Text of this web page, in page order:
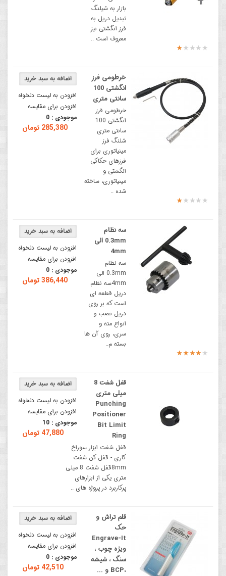
بازار به شیلنگ
تبدیل دریل به
فرز انگشتی نیز
معروف است ..
افزودن به لیست دلخواه
افزودن برای مقایسه
موجودی : 0
285,380 تومان
خرطومی فرز
انگشتی 100
سانتی متری
خرطومی فرز
انگشتی 100
سانتی متری
شلنگ فرز
مینیاتوری برای
فرزهای حکاکی
انگشتی و
مینیاتوری، ساخته
شده ..
افزودن به لیست دلخواه
افزودن برای مقایسه
موجودی : 0
386,440 تومان
سه نظام
0.3mm الی
4mm
سه نظام
0.3mm الی
4mmسه نظام
دریل قطعه ای
است که بر روی
دریل نصب و
انواع مته و
سری، روی آن ها
بسته م..
افزودن به لیست دلخواه
افزودن برای مقایسه
موجودی : 10
47,880 تومان
قفل شفت 8
میلی متری
Punching
Positioner
Bit Limit
Ring
قفل شفت ابزار سوراخ‌
کاری - قفل کن شفت
8mmقفل شفت 8 میلی
متری یکی از ابزارهای
پرکاربرد در پروژه های ..
افزودن به لیست دلخواه
افزودن برای مقایسه
موجودی : 0
42,510 تومان
قلم تراش و
حک
Engrave-It
ویژه چوب ،
سنگ ، شیشه
،BCP و ...